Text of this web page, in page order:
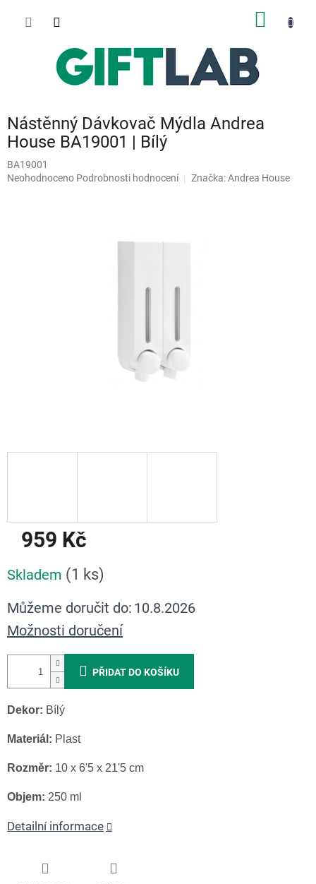
Nástěnný Dávkovač Mýdla Andrea
House BA19001 | Bílý
BA19001
Průměrné
Neohodnoceno Podrobnosti hodnocení Značka:Andrea House
959 Kč
cena:
Skladem (1 ks)
Můžeme doručit do: 10.8.2026
Možnosti doručení
PŘIDAT DO KOŠÍKU
Dekor: Bílý
Materiál: Plast
Rozměr: 10 x 6'5 x 21'5 cm
Objem: 250 ml
Detailní informace